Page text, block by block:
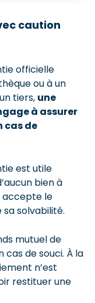
caution
officielle
ou à un
tiers, une
à assurer
cas de
est utile
bien à
accepte le
solvabilité.
mutuel de
de souci. À la
n’est
restituer une